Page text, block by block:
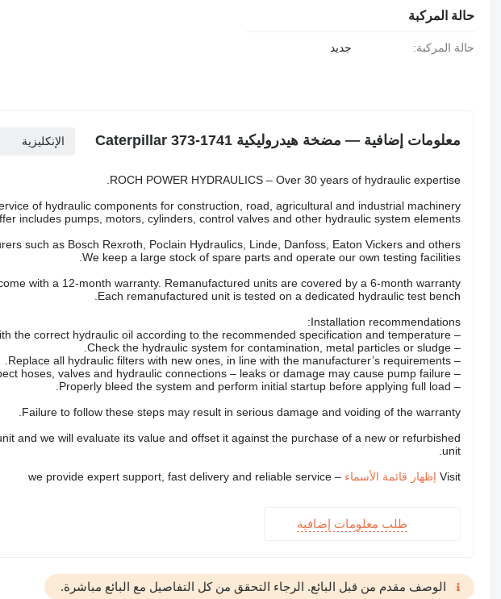
حالة المركبة
حالة المركبة: جديد
معلومات إضافية — مضخة هيدروليكية Caterpillar 373-1741 الإنكليزية
ROCH POWER HYDRAULICS – Over 30 years of hydraulic expertise.
of hydraulic components for construction, road, agricultural and industrial machinery.
includes pumps, motors, cylinders, control valves and other hydraulic system elements.
such as Bosch Rexroth, Poclain Hydraulics, Linde, Danfoss, Eaton Vickers and others.
We keep a large stock of spare parts and operate our own testing facilities.
with a 12-month warranty. Remanufactured units are covered by a 6-month warranty.
Each remanufactured unit is tested on a dedicated hydraulic test bench.
Installation recommendations:
– Fill the pump with the correct hydraulic oil according to the recommended specification and temperature.
– Check the hydraulic system for contamination, metal particles or sludge.
– Replace all hydraulic filters with new ones, in line with the manufacturer’s requirements.
– Inspect hoses, valves and hydraulic connections – leaks or damage may cause pump failure.
– Properly bleed the system and perform initial startup before applying full load.
Failure to follow these steps may result in serious damage and voiding of the warranty.
and we will evaluate its value and offset it against the purchase of a new or refurbished
unit.
Visit إظهار قائمة الأسماء – we provide expert support, fast delivery and reliable service
طلب معلومات إضافية
الوصف مقدم من قبل البائع. الرجاء التحقق من كل التفاصيل مع البائع مباشرة.